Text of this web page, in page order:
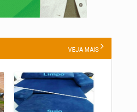
VEJA MAIS